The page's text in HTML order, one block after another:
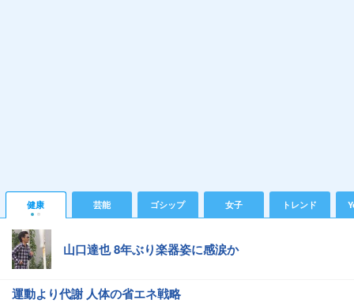
健康 芸能 ゴシップ 女子 トレンド
山口達也 8年ぶり楽器姿に感涙か
運動より代謝 人体の省エネ戦略